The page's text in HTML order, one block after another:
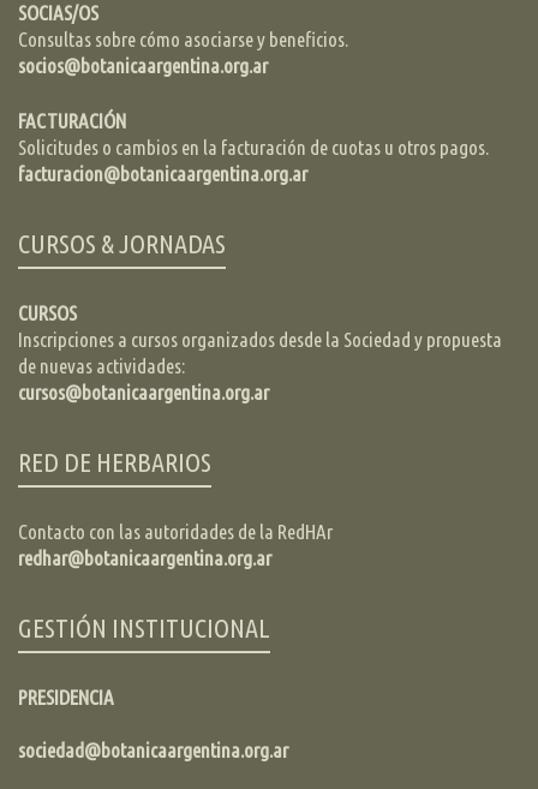
SOCIAS/OS
Consultas sobre cómo asociarse y beneficios.
socios@botanicaargentina.org.ar
FACTURACIÓN
Solicitudes o cambios en la facturación de cuotas u otros pagos.
facturacion@botanicaargentina.org.ar
CURSOS & JORNADAS
CURSOS
Inscripciones a cursos organizados desde la Sociedad y propuesta
de nuevas actividades:
cursos@botanicaargentina.org.ar
RED DE HERBARIOS
Contacto con las autoridades de la RedHAr
redhar@botanicaargentina.org.ar
GESTIÓN INSTITUCIONAL
PRESIDENCIA
sociedad@botanicaargentina.org.ar